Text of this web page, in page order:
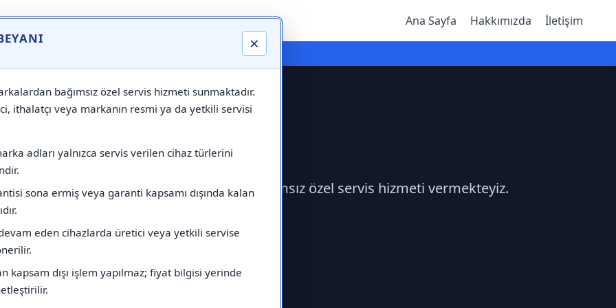
×
bağımsız özel servis hizmeti sunmaktadır.
ithalatçı veya markanın resmi ya da yetkili servisi
adları yalnızca servis verilen cihaz türlerini
sona ermiş veya garanti kapsamı dışında kalan
eden cihazlarda üretici veya yetkili servise
kapsam dışı işlem yapılmaz; fiyat bilgisi yerinde
Ana Sayfa Hakkımızda İletişim
⚠️ Markadan Bağımsız "Özel Servis" Hizmeti
Servisi çağırabilirsiniz.Markadan bağımsız özel servis hizmeti vermekteyiz.